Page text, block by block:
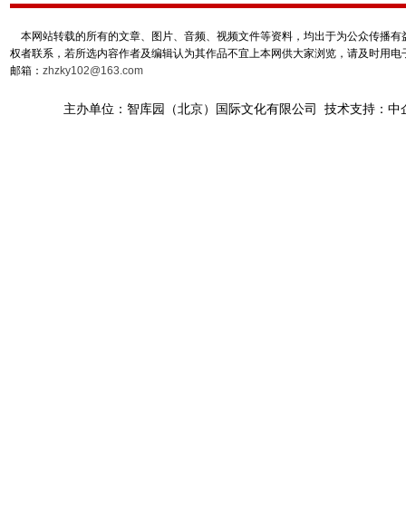
本网站转载的所有的文章、图片、音频、视频文件等资料，均出于为公众传播
权者联系，若所选内容作者及编辑认为其作品不宜上本网供大家浏览，请及时用
邮箱： zhzky102@163.com
主办单位：智库园（北京）国际文化有限公司 技术支持：